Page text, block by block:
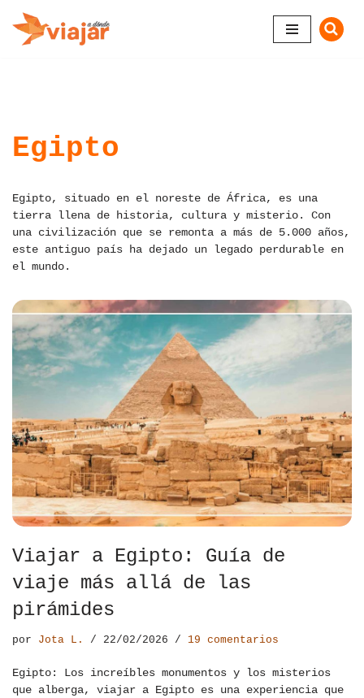
Saltar
Egipto
Egipto, situado en el noreste de África, es una
tierra llena de historia, cultura y misterio. Con
una civilización que se remonta a más de 5.000 años,
este antiguo país ha dejado un legado perdurable en
el mundo.
Viajar a Egipto: Guía de
viaje más allá de las
pirámides
por Jota L. 22/02/2026 19 comentarios
Egipto: Los increíbles monumentos y los misterios
que alberga, viajar a Egipto es una experiencia que